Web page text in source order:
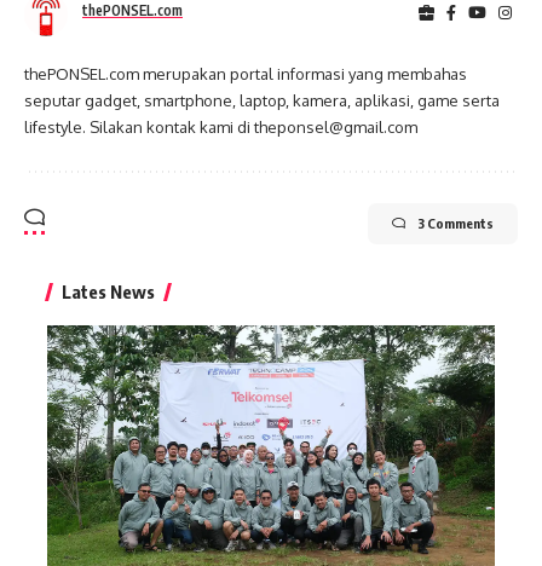
thePONSEL.com
thePONSEL.com merupakan portal informasi yang membahas
seputar gadget, smartphone, laptop, kamera, aplikasi, game serta
lifestyle. Silakan kontak kami di theponsel@gmail.com
3 Comments
Lates News